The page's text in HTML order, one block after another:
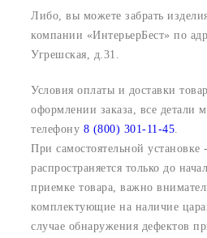
Либо, вы можете забрать
компании «ИнтерьерБест» по
Угрешская, д.31.
Условия оплаты и доставки
оформлении заказа, все детали
телефону 8 (800) 301-11-45
При самостоятельной установке
распространяется только до
приемке товара, важно
комплектующие на наличие
случае обнаружения дефектов